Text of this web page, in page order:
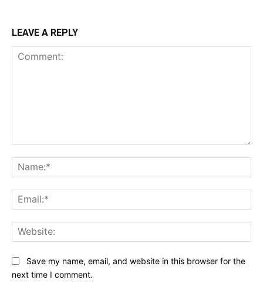
LEAVE A REPLY
Save my name, email, and website in this browser for the
next time I comment.